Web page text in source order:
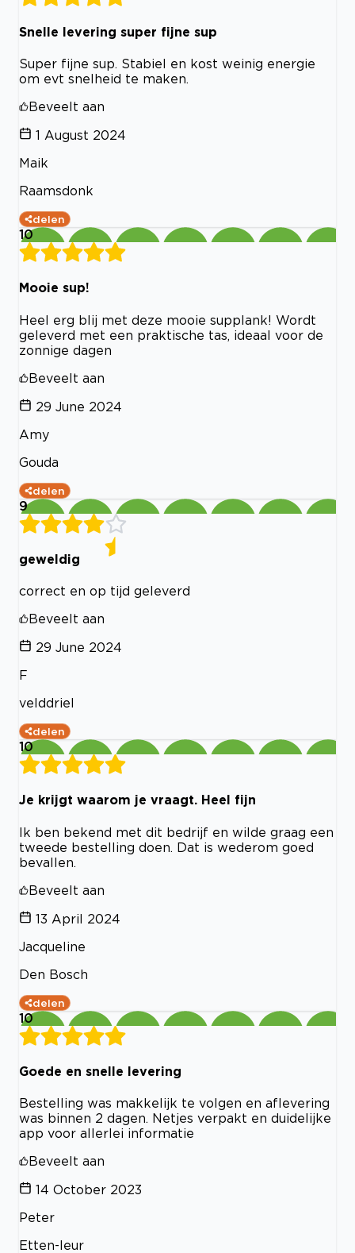
Snelle levering super fijne sup
Super fijne sup. Stabiel en kost weinig energie
om evt snelheid te maken.
Beveelt aan
1 August 2024
Maik
Raamsdonk
delen
10
Mooie sup!
Heel erg blij met deze mooie supplank! Wordt
geleverd met een praktische tas, ideaal voor de
zonnige dagen
Beveelt aan
29 June 2024
Amy
Gouda
delen
9
geweldig
correct en op tijd geleverd
Beveelt aan
29 June 2024
F
velddriel
delen
10
Je krijgt waarom je vraagt. Heel fijn
Ik ben bekend met dit bedrijf en wilde graag een
tweede bestelling doen. Dat is wederom goed
bevallen.
Beveelt aan
13 April 2024
Jacqueline
Den Bosch
delen
10
Goede en snelle levering
Bestelling was makkelijk te volgen en aflevering
was binnen 2 dagen. Netjes verpakt en duidelijke
app voor allerlei informatie
Beveelt aan
14 October 2023
Peter
Etten-leur